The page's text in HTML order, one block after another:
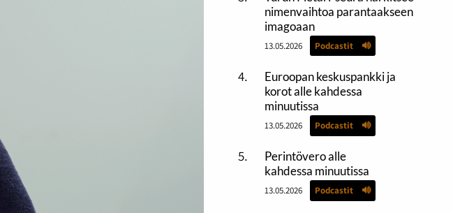
nimenvaihtoa parantaakseen
imagoaan
13.05.2026 Podcastit
Euroopan keskuspankki ja
korot alle kahdessa
minuutissa
13.05.2026 Podcastit
Perintövero alle
kahdessa minuutissa
13.05.2026 Podcastit